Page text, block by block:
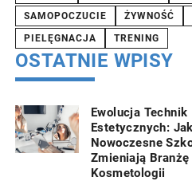
SAMOPOCZUCIE
ŻYWNOŚĆ
PIELĘGNACJA
TRENING
OSTATNIE WPISY
Ewolucja Technik
Estetycznych: Jak
Nowoczesne
Zmieniają Branżę
Kosmetologii